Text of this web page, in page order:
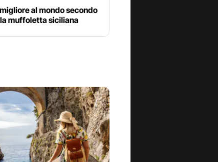
al mondo secondo
la muffoletta siciliana